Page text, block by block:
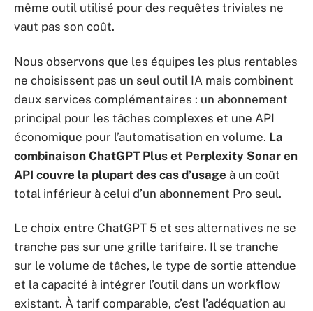
même outil utilisé pour des requêtes triviales ne
vaut pas son coût.
Nous observons que les équipes les plus rentables
ne choisissent pas un seul outil IA mais combinent
deux services complémentaires : un abonnement
principal pour les tâches complexes et une API
économique pour l’automatisation en volume. La
combinaison ChatGPT Plus et Perplexity Sonar en
API couvre la plupart des cas d’usage à un coût
total inférieur à celui d’un abonnement Pro seul.
Le choix entre ChatGPT 5 et ses alternatives ne se
tranche pas sur une grille tarifaire. Il se tranche
sur le volume de tâches, le type de sortie attendue
et la capacité à intégrer l’outil dans un workflow
existant. À tarif comparable, c’est l’adéquation au